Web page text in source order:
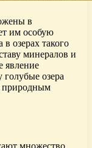
в
им особую
озерах такого
минералов и
явление
голубые озера
природным
множество